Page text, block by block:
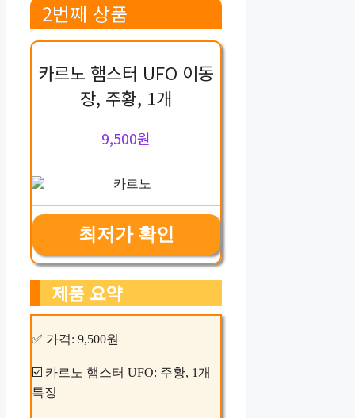
2번째 상품
카르노 햄스터 UFO 이동
장, 주황, 1개
9,500원
최저가 확인
제품 요약
✅ 가격: 9,500원
☑️ 카르노 햄스터 UFO: 주황, 1개
특징